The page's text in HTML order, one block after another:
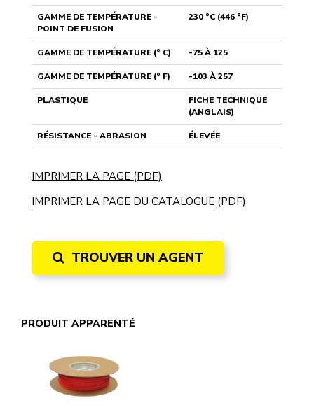
GAMME DE TEMPÉRATURE -
POINT DE FUSION
230 °C (446 °F)
GAMME DE TEMPÉRATURE (° C) -75 À 125
GAMME DE TEMPÉRATURE (° F) -103 À 257
PLASTIQUE
FICHE TECHNIQUE
(ANGLAIS)
RÉSISTANCE - ABRASION ÉLEVÉE
IMPRIMER LA PAGE (PDF)
IMPRIMER LA PAGE DU CATALOGUE (PDF)
TROUVER UN AGENT
PRODUIT APPARENTÉ